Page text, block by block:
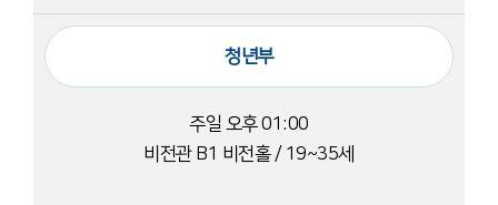
청년부
주일 오후 01:00
비전관 B1 비전홀 / 19~35세